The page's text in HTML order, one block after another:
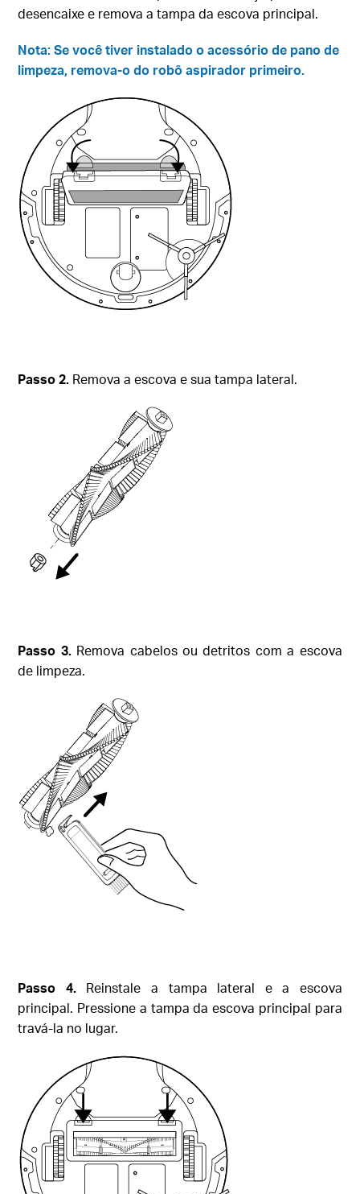
desencaixe e remova a tampa da escova principal.
Nota: Se você tiver instalado o acessório de pano de
limpeza, remova-o do robô aspirador primeiro.
Passo2. Remova a escova e sua tampa lateral.
Passo 3.Remova cabelos ou detritos com a escova
de limpeza.
Passo 4.Reinstale a tampa lateral e a escova
principal. Pressione a tampa da escova principal para
travá-la no lugar.